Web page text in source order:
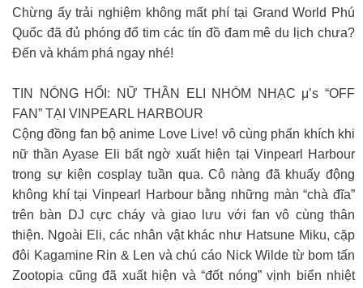
Chừng ấy trải nghiệm không mất phí tại Grand World Phú
Quốc đã đủ phóng đổ tim các tín đồ đam mê du lịch chưa?
Đến và khám phá ngay nhé!
TIN NÓNG HỔI: NỮ THẦN ELI NHÓM NHẠC μ’s “OFF
FAN” TẠI VINPEARL HARBOUR
Cộng đồng fan bộ anime Love Live! vô cùng phấn khích khi
nữ thần Ayase Eli bất ngờ xuất hiện tại Vinpearl Harbour
trong sự kiện cosplay tuần qua. Cô nàng đã khuấy động
không khí tại Vinpearl Harbour bằng những màn “chà đĩa”
trên bàn DJ cực cháy và giao lưu với fan vô cùng thân
thiện. Ngoài Eli, các nhân vật khác như Hatsune Miku, cặp
đôi Kagamine Rin & Len và chú cáo Nick Wilde từ bom tấn
Zootopia cũng đã xuất hiện và “đốt nóng” vịnh biển nhiệt